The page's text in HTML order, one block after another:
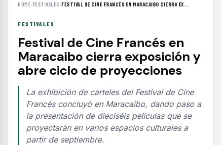
HOME›FESTIVALES ›FESTIVAL DE CINE FRANCÉS EN MARACAIBO CIERRA EX...
FESTIVALES
Festival de Cine Francés en
Maracaibo cierra exposición y
abre ciclo de proyecciones
La exhibición de carteles del Festival de Cine
Francés concluyó en Maracaibo, dando paso a
la presentación de dieciséis películas que se
proyectarán en varios espacios culturales a
partir de septiembre.